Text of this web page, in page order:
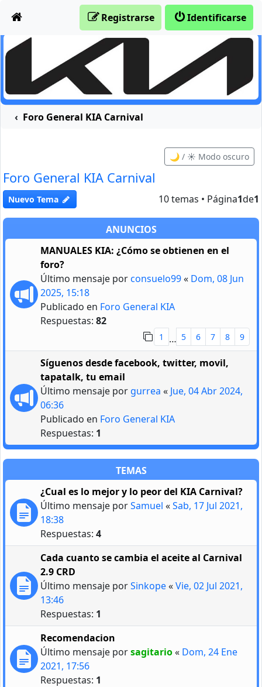
Identificarse
Registrarse
Foro General KIA Carnival
🌙 / ☀️ Modo oscuro
Foro General KIA Carnival
Nuevo Tema 10 temas • Página1de1
ANUNCIOS
MANUALES KIA: ¿Cómo se obtienen en el
foro?
Último mensaje porconsuelo99« Dom, 08 Jun
2025, 15:18
Publicado en Foro General KIA
Respuestas: 82
1 … 5 6 7 8 9
Síguenos desde facebook, twitter, movil,
tapatalk, tu email
Último mensaje por gurrea « Jue, 04 Abr 2024,
06:36
Publicado en Foro General KIA
Respuestas: 1
TEMAS
¿Cual es lo mejor y lo peor del KIA Carnival?
Último mensaje porSamuel «Sab, 17 Jul 2021,
18:38
Respuestas: 4
Cada cuanto se cambia el aceite al Carnival
2.9 CRD
Último mensaje porSinkope«Vie, 02 Jul 2021,
13:46
Respuestas: 1
Recomendacion
Último mensaje porsagitario« Dom, 24 Ene
2021, 17:56
Respuestas: 1